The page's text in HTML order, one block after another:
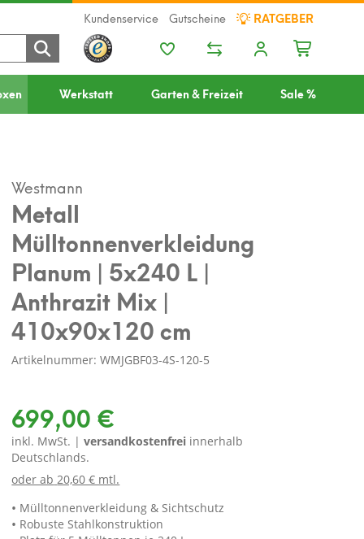
Kundenservice Gutscheine RATGEBER
Werkstatt Garten & Freizeit Sale %
Westmann
Metall
Mülltonnenverkleidung
Planum | 5x240 L |
Anthrazit Mix |
410x90x120 cm
Artikelnummer: WMJGBF03-4S-120-5
699,00 €
inkl. MwSt. |versandkostenfrei innerhalb
Deutschlands.
oder ab 20,60 € mtl.
Mülltonnenverkleidung & Sichtschutz
Robuste Stahlkonstruktion